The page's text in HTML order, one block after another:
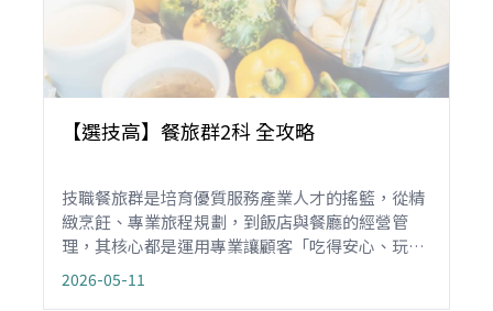
【選技高】餐旅群2科 全攻略
技職餐旅群是培育優質服務產業人才的搖籃，從精
緻烹飪、專業旅程規劃，到飯店與餐廳的經營管
理，其核心都是運用專業讓顧客「吃得安心、玩得
開心」。這是一個與生活緊密連結、能將個人服務
熱忱轉化為職場實力的領域。如果你天生喜歡與人
2026-05-11